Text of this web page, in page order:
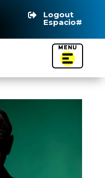
 Logout
Espacio#